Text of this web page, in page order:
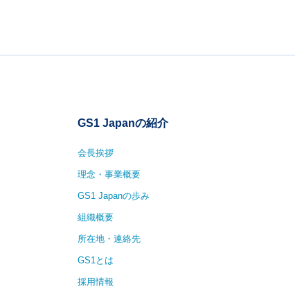
GS1 Japanの紹介
会長挨拶
理念・事業概要
GS1 Japanの歩み
組織概要
所在地・連絡先
GS1とは
採用情報